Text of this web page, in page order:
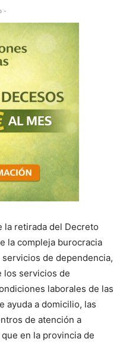
-
la retirada del Decreto
la compleja burocracia
de dependencia,
los servicios de
laborales de las
ayuda a domicilio, las
de atención a
en la provincia de